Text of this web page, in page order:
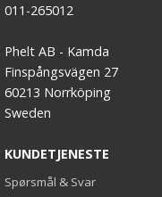
011-265012
Phelt AB - Kamda
Finspångsvägen 27
60213 Norrköping
Sweden
KUNDETJENESTE
Spørsmål & Svar